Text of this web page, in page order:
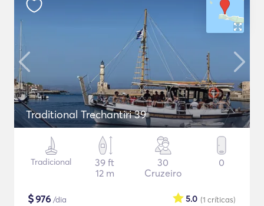
Traditional Trechantiri 39
Tradicional
39 ft
12 m
30
Cruzeiro
0
$976 /dia (1 críticas)
5.0